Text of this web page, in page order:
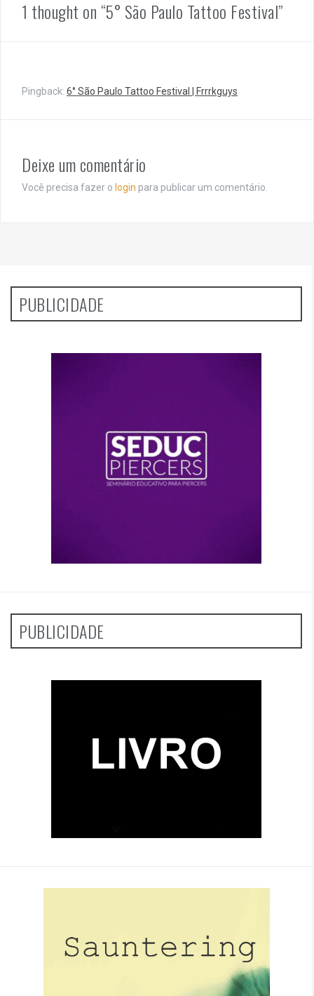
1 thought on “5° São Paulo Tattoo Festival”
Pingback: 6° São Paulo Tattoo Festival | Frrrkguys
Deixe um comentário
Você precisa fazer o login para publicar um comentário.
PUBLICIDADE
PUBLICIDADE